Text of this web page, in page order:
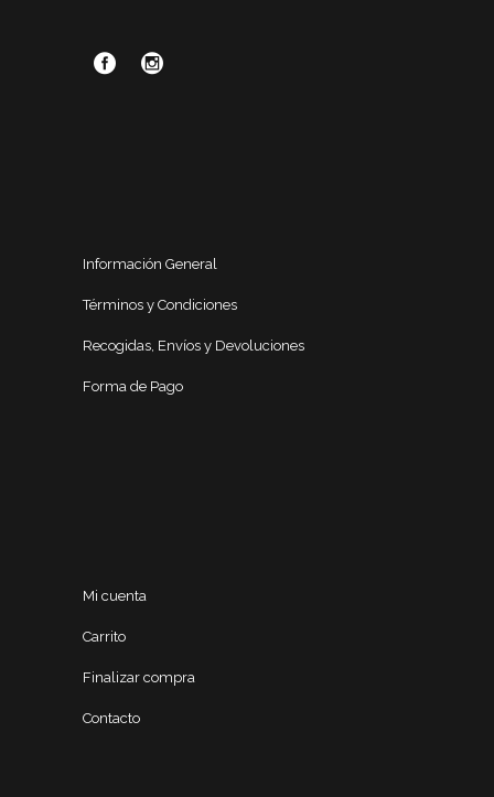
Información General
Términos y Condiciones
Recogidas, Envíos y Devoluciones
Forma de Pago
Mi cuenta
Carrito
Finalizar compra
Contacto